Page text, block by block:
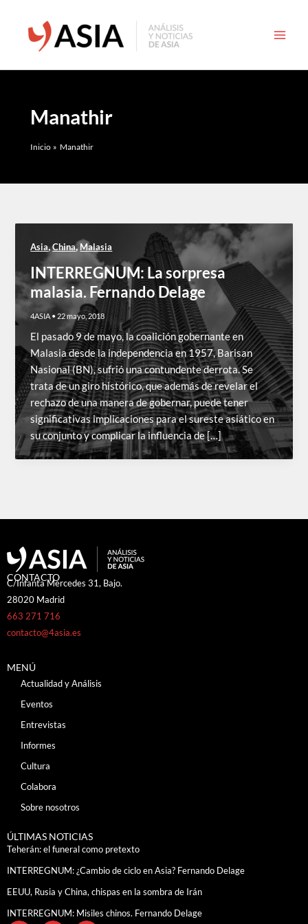
contenido
Manathir
Inicio Manathir
Asia,China, Malasia
INTERREGNUM: La sorpresa
malasia. Fernando Delage
4ASIA • 22 mayo, 2018
El pasado 9 de mayo, la coalición gobernante en
Malasia desde la independencia en 1957, Barisan
Nasional (BN), sufrió una contundente derrota. Se
trata de un giro histórico, que además de revelar el
rechazo de una manera de gobernar, puede tener
significativas implicaciones para el sureste asiático en
su conjunto y complicar la influencia de […]
CONTACTO
C/Infanta Mercedes 31, Bajo.
28020 Madrid
663 271 716
contacto@4asia.es
MENÚ
Actualidad y Análisis
Eventos
Entrevistas
Informes
Cultura
Colabora
Sobre nosotros
ÚLTIMAS NOTICIAS
Teherán: el funeral como pretexto
INTERREGNUM: ¿Cambio de ciclo en Asia? Fernando Delage
EEUU, Rusia y China, chispas en la sombra de Irán
INTERREGNUM: Misiles chinos. Fernando Delage